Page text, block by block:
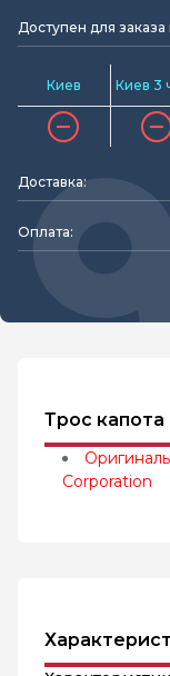
Доступен для заказа
Киев Киев 3
Доставка:
Оплата:
Трос капота
Corporation